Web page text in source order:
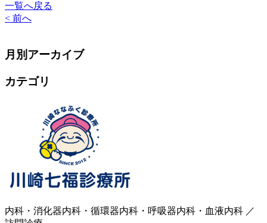
一覧へ戻る
< 前へ
月別アーカイブ
カテゴリ
内科・消化器内科・循環器内科・呼吸器内科・血液内科 ／